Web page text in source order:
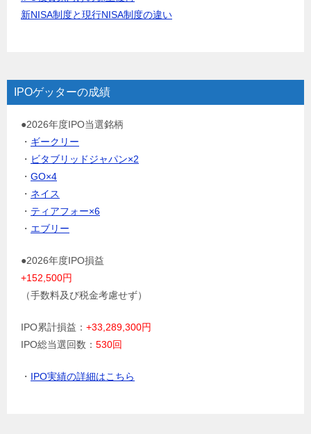
新NISA制度と現行NISA制度の違い
IPOゲッターの成績
●2026年度IPO当選銘柄
・ ギークリー
・ ビタブリッドジャパン×2
・ GO×4
・ ネイス
・ ティアフォー×6
・ エブリー
●2026年度IPO損益
+152,500円
（手数料及び税金考慮せず）
IPO累計損益： +33,289,300円
IPO総当選回数： 530回
・ IPO実績の詳細はこちら